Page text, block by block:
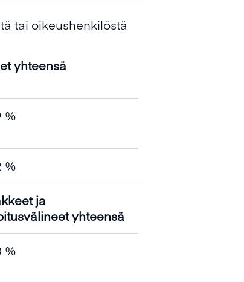
tai oikeushenkilöstä
yhteensä
%
%
ja
yhteensä
%